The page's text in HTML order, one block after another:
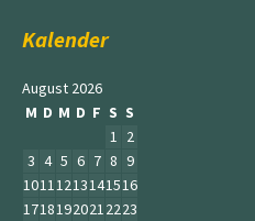
Kalender
August 2026
M D M D F S S
1 2
3 4 5 6 7 8 9
10111213141516
17181920212223